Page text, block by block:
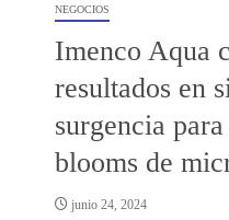
NEGOCIOS
Imenco Aqua
resultados en
surgencia
blooms de
junio 24, 2024